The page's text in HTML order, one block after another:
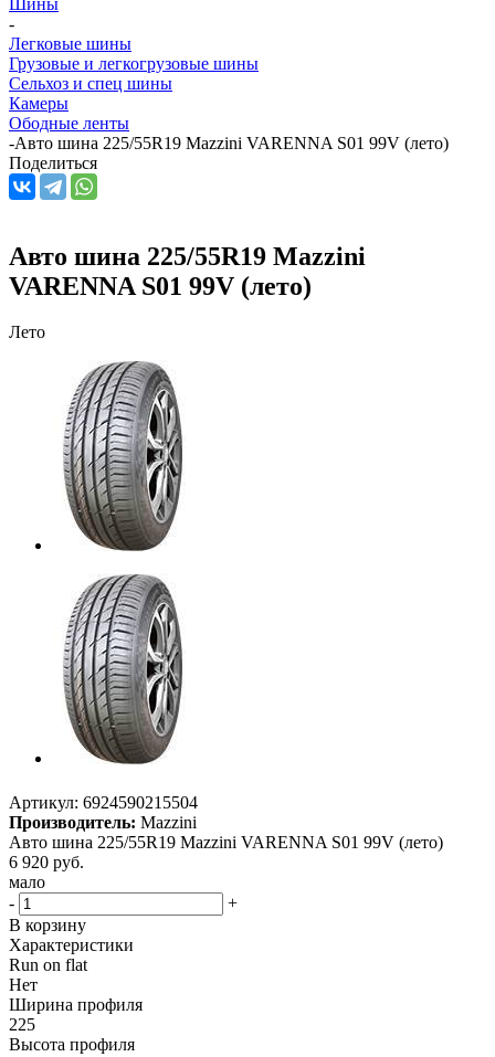
-
Легковые шины
Грузовые и легкогрузовые шины
Сельхоз и спец шины
Камеры
Ободные ленты
-Авто шина 225/55R19 Mazzini VARENNA S01 99V (лето)
Поделиться
Авто шина 225/55R19 Mazzini
VARENNA S01 99V (лето)
Лето
Артикул: 6924590215504
Производитель: Mazzini
Авто шина 225/55R19 Mazzini VARENNA S01 99V (лето)
6 920 руб.
мало
-
+
В корзину
Характеристики
Run on flat
Нет
Ширина профиля
225
Высота профиля